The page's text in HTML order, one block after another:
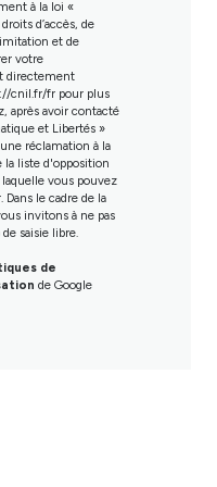
à la loi «
d’accès, de
et de
votre
directement
cnil.fr/frpour plus
après avoir contacté
et Libertés »
réclamation à la
la liste d'opposition
vous pouvez
. Dans le cadre de la
invitons à ne pas
saisie libre.
de
de Google